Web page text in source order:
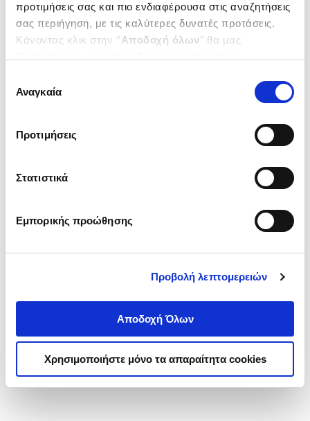
προτιμήσεις σας και πιο ενδιαφέρουσα στις αναζητήσεις
σας περιήγηση, με τις καλύτερες δυνατές προτάσεις.
Κάνοντας κλικ στην ‘’Αποδοχή όλων’’ θα μας
ενδιαφέρουν και να επιλέξετε από τα παρακάτω με την
΄΄και να ενημερωθείτε σχετικά με
συγκατάθεσης
Αναγκαία
Προτιμήσεις
Στατιστικά
Εμπορικής προώθησης
Προβολή λεπτομερειών
Αποδοχή Όλων
Χρησιμοποιήστε μόνο τα απαραίτητα cookies